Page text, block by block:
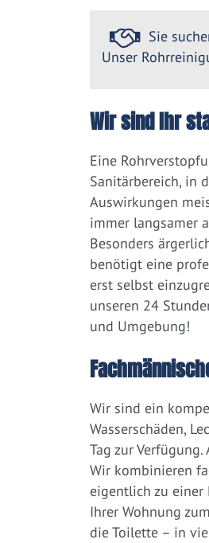
Sie
Unser
Wir sind Ihr
Eine
Sanitärbereich, in
Auswirkungen
immer langsamer
Besonders
benötigt eine
erst selbst
unseren 24
und Umgebung!
Wir sind ein
Wasserschäden,
Tag zur
Wir kombinieren
eigentlich zu einer
Ihrer Wohnung
die Toilette – in